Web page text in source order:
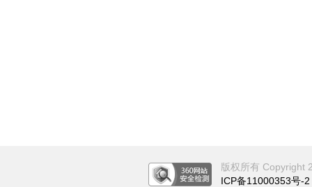
版权所有 Copyright
ICP备11000353号-2